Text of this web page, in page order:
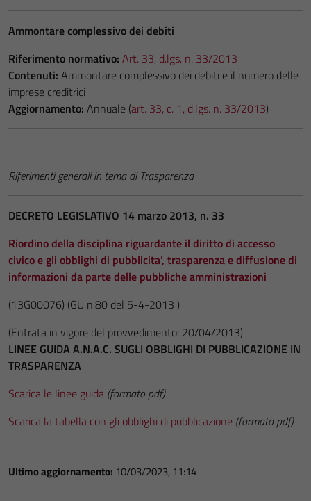
Ammontare complessivo dei debiti
Riferimento normativo: Art. 33, d.lgs. n. 33/2013
Contenuti: Ammontare complessivo dei debiti e il numero delle
imprese creditrici
Aggiornamento: Annuale (art. 33, c. 1, d.lgs. n. 33/2013)
Riferimenti generali in tema di Trasparenza
DECRETO LEGISLATIVO 14 marzo 2013, n. 33
Riordino della disciplina riguardante il diritto di accesso
civico e gli obblighi di pubblicita’, trasparenza e diffusione di
informazioni da parte delle pubbliche amministrazioni
(13G00076) (GU n.80 del 5-4-2013 )
(Entrata in vigore del provvedimento: 20/04/2013)
LINEE GUIDA A.N.A.C. SUGLI OBBLIGHI DI PUBBLICAZIONE IN
TRASPARENZA
Scarica le linee guida (formato pdf)
Scarica la tabella con gli obblighi di pubblicazione (formato pdf)
Ultimo aggiornamento: 10/03/2023, 11:14